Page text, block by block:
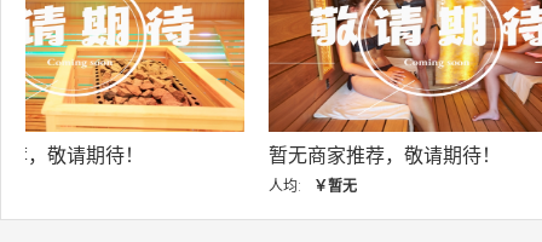
暂无商家推荐，敬请期待！ 暂无商家推荐，